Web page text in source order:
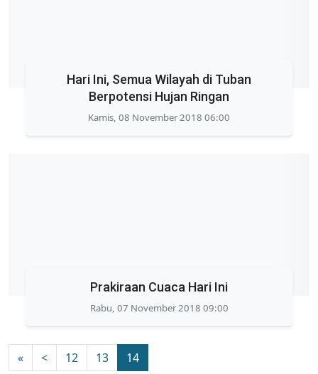
Hari Ini, Semua Wilayah di Tuban
Berpotensi Hujan Ringan
Kamis, 08 November 2018 06:00
Prakiraan Cuaca Hari Ini
Rabu, 07 November 2018 09:00
« < 12 13 14